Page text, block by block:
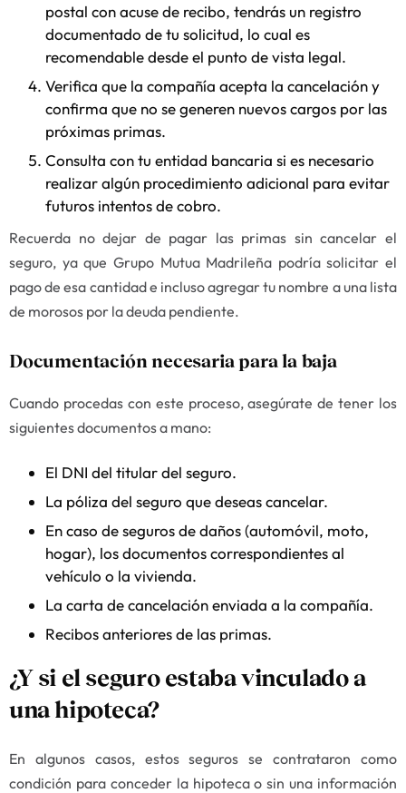
postal con acuse de recibo, tendrás un registro
documentado de tu solicitud, lo cual es
recomendable desde el punto de vista legal.
Verifica que la compañía acepta la cancelación y
confirma que no se generen nuevos cargos por las
próximas primas.
Consulta con tu entidad bancaria si es necesario
realizar algún procedimiento adicional para evitar
futuros intentos de cobro.
Recuerda no dejar de pagar las primas sin cancelar el
seguro, ya que Grupo Mutua Madrileña podría solicitar el
pago de esa cantidad e incluso agregar tu nombre a una lista
de morosos por la deuda pendiente.
Documentación necesaria para la baja
Cuando procedas con este proceso, asegúrate de tener los
siguientes documentos a mano:
El DNI del titular del seguro.
La póliza del seguro que deseas cancelar.
En caso de seguros de daños (automóvil, moto,
hogar), los documentos correspondientes al
vehículo o la vivienda.
La carta de cancelación enviada a la compañía.
Recibos anteriores de las primas.
¿Y si el seguro estaba vinculado a
una hipoteca?
En algunos casos, estos seguros se contrataron como
condición para conceder la hipoteca o sin una información